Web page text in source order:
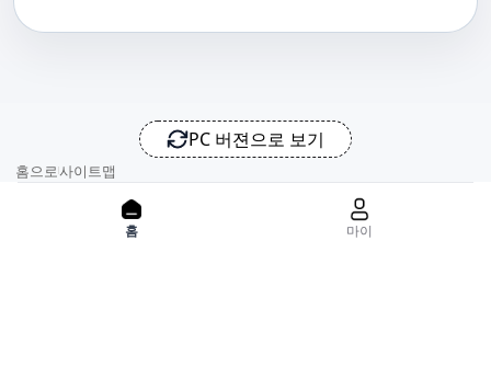
PC 버젼으로 보기
홈으로사이트맵
위치기반서비스 이용약관
홈 마이